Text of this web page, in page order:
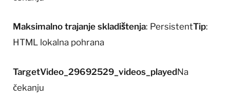
Maksimalno trajanje skladištenja: PersistentTip:
HTML lokalna pohrana
TargetVideo_29692529_videos_playedNa
čekanju